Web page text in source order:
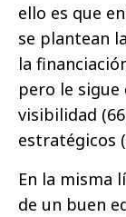
ello es que
se plantean
la
pero le
visibilidad
estratégicos
En la misma
de un buen